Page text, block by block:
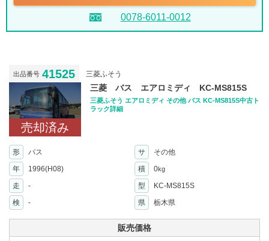
0078-6011-0012
出品番号 41525 三菱ふそう
売却済み
三菱 バス エアロミディ KC-MS815S
三菱ふそう エアロミディ その他 バス KC-MS815S中古ト
ラック詳細
形 バス サ
その他
年
1996(H08) 積 0kg
走 - 型
KC-MS815S
検
- 県 栃木県
販売価格